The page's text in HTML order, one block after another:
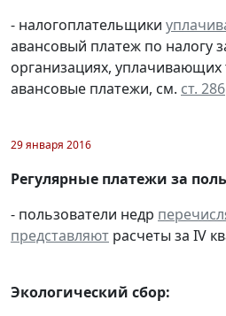
- налогоплательщики
авансовый платеж по налогу
организациях, уплачивающих
авансовые платежи, см. ст. 286
29 января 2016
Регулярные платежи за
- пользователи недр
представляют расчеты за IV
Экологический сбор: